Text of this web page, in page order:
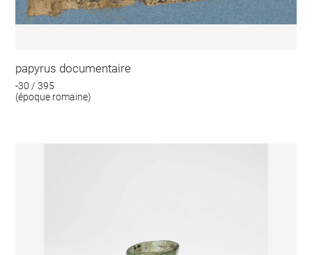
papyrus documentaire
-30 / 395
(époque romaine)